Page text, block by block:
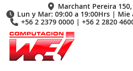
Marchant Pereira
Lun y Mar: 09:00 a 19:00Hrs | Mie
+56 2 2379 0000 | +56 2 2820